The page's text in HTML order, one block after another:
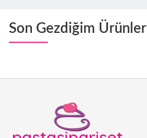
Son Gezdiğim Ürünler